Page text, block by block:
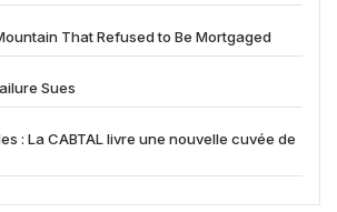
That Refused to Be Mortgaged
Sues
: La CABTAL livre une nouvelle cuvée de